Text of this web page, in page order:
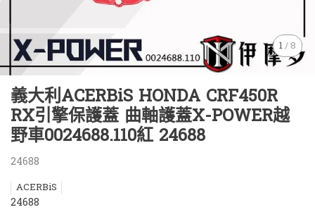
1/8
義大利ACERBiS HONDA CRF450R
RX引擎保護蓋 曲軸護蓋X-POWER越
野車0024688.110紅 24688
24688
ACERBiS
24688